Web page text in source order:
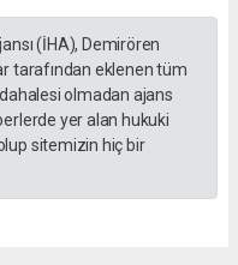
(İHA), Demirören
tarafından eklenen tüm
olmadan ajans
yer alan hukuki
sitemizin hiç bir